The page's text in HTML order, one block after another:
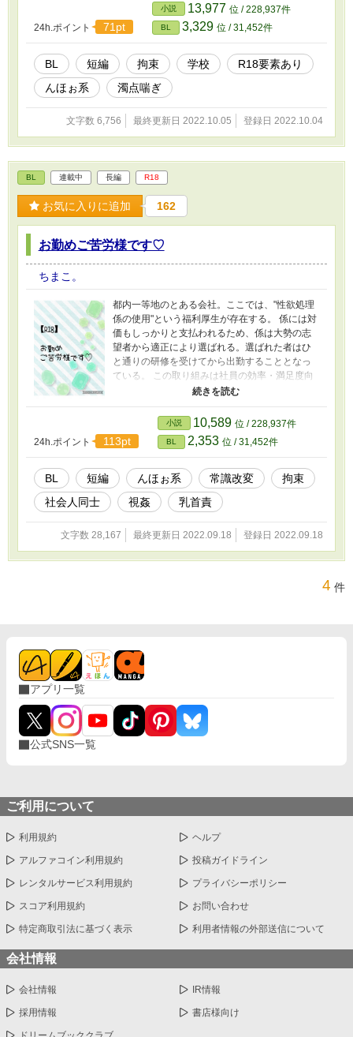
24h.ポイント 71pt
小説 13,977 位 / 228,937件
BL 3,329 位 / 31,452件
BL 短編 拘束 学校
R18要素あり
んほぉ系
濁点喘ぎ
文字数 6,756 最終更新日 2022.10.05 登録日 2022.10.04
BL 連載中 長編 R18
お気に入りに追加 162
お勤めご苦労様です♡
ちまこ。
都内一等地のとある会社。ここでは、"性欲処理
係の使用"という福利厚生が存在する。 係には対
価もしっかりと支払われるため、係は大勢の志
望者から適正により選ばれる。選ばれた者はひ
と通りの研修を受けてから出勤することとなっ
ている。 この取り組みは社員の効率・満足度向
上のうえ、業績アップに繋がっているため、導
入を検討する会社も増えているのだそうだ。 男
の子が様々な方法で社員の性欲解消に奮闘する
お話です♡ ⚠︎隠語、あへおほ下品注意です ⚠︎加
筆修正入る可能性あります
24h.ポイント 113pt
小説 10,589 位 / 228,937件
BL 2,353 位 / 31,452件
BL 短編 んほぉ系 常識改変
拘束
社会人同士
視姦 乳首責
文字数 28,167 最終更新日 2022.09.18 登録日 2022.09.18
4 件
アプリ一覧
公式SNS一覧
ご利用について
利用規約 ヘルプ
アルファコイン利用規約 投稿ガイドライン
レンタルサービス利用規約 プライバシーポリシー
スコア利用規約 お問い合わせ
特定商取引法に基づく表示 利用者情報の外部送信について
会社情報
会社情報 IR情報
採用情報 書店様向け